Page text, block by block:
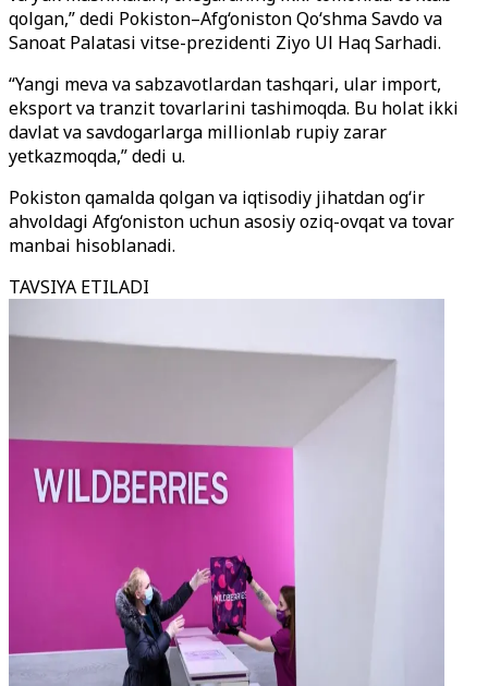
qolgan,” dedi Pokiston–Afg‘oniston Qo‘shma Savdo va
Sanoat Palatasi vitse-prezidenti Ziyo Ul Haq Sarhadi.
“Yangi meva va sabzavotlardan tashqari, ular import,
eksport va tranzit tovarlarini tashimoqda. Bu holat ikki
davlat va savdogarlarga millionlab rupiy zarar
yetkazmoqda,” dedi u.
Pokiston qamalda qolgan va iqtisodiy jihatdan og‘ir
ahvoldagi Afg‘oniston uchun asosiy oziq-ovqat va tovar
manbai hisoblanadi.
TAVSIYA ETILADI